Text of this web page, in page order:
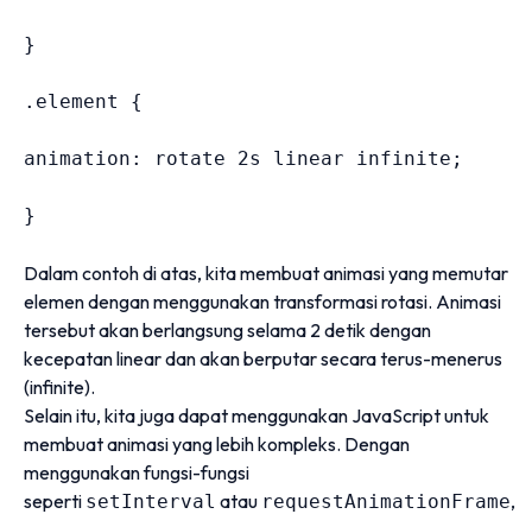
}
.element {
animation : rotate 2s linear infinite ;
}
Dalam contoh di atas, kita membuat animasi yang memutar
elemen dengan menggunakan transformasi rotasi. Animasi
tersebut akan berlangsung selama 2 detik dengan
kecepatan linear dan akan berputar secara terus-menerus
(infinite).
Selain itu, kita juga dapat menggunakan JavaScript untuk
membuat animasi yang lebih kompleks. Dengan
menggunakan fungsi-fungsi
seperti setInterval atau requestAnimationFrame,